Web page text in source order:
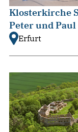
Klosterkirche
Peter und Paul
Erfurt